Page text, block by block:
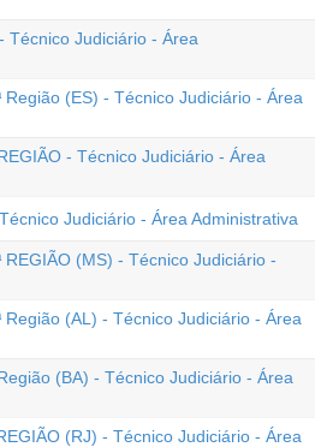
Técnico Judiciário - Área
Região (ES) - Técnico Judiciário - Área
- Técnico Judiciário - Área
Judiciário - Área Administrativa
(MS) - Técnico Judiciário -
Região (AL) - Técnico Judiciário - Área
(BA) - Técnico Judiciário - Área
(RJ) - Técnico Judiciário - Área